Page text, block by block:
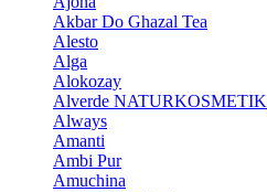
Akbar Do Ghazal Tea
Alesto
Alga
Alokozay
Alverde NATURKOSMETIK
Always
Amanti
Ambi Pur
Amuchina